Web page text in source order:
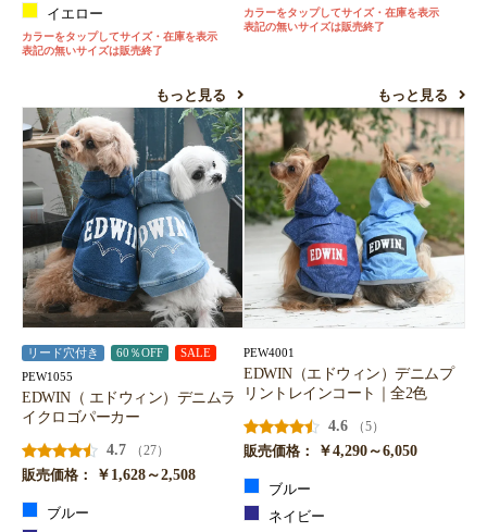
イエロー
カラーをタップしてサイズ・在庫を表示
表記の無いサイズは販売終了
もっと見る
カラーをタップしてサイズ・在庫を表示
表記の無いサイズは販売終了
もっと見る
リード穴付き 60％OFF SALE
PEW1055
EDWIN（ エドウィン）デニムラ
イクロゴパーカー
4.7
（27）
販売価格：
￥1,628～2,508
ブルー
PEW4001
EDWIN（エドウィン）デニムプ
リントレインコート｜全2色
4.6
（5）
販売価格：
￥4,290～6,050
ブルー
ネイビー